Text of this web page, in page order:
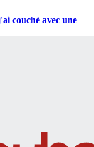
couché avec une